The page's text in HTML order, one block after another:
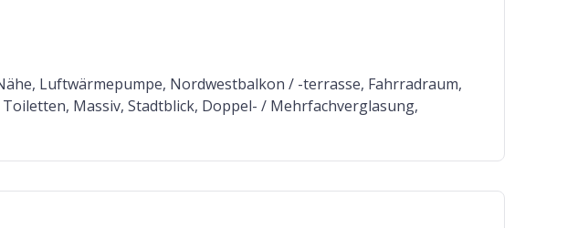
Luftwärmepumpe, Nordwestbalkon / -terrasse, Fahrradraum,
Massiv, Stadtblick, Doppel- / Mehrfachverglasung,